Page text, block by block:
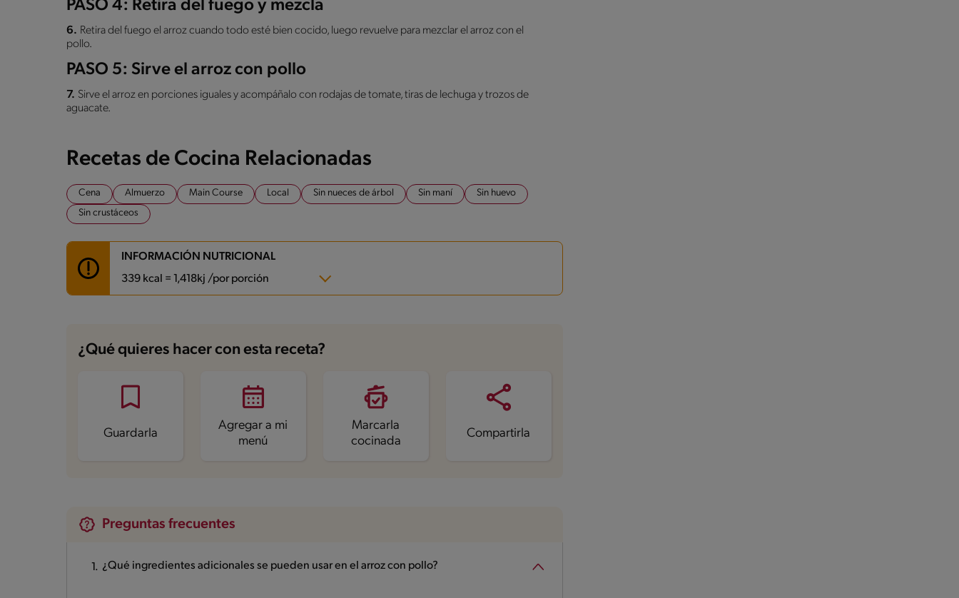
PASO 4: Retira del fuego y mezcla
6. Retira del fuego el arroz cuando todo esté bien cocido, luego revuelve para mezclar el arroz con el
pollo.
PASO 5: Sirve el arroz con pollo
7. Sirve el arroz en porciones iguales y acompáñalo con rodajas de tomate, tiras de lechuga y trozos de
aguacate.
Recetas de Cocina Relacionadas
Cena Almuerzo Main Course Local Sin nueces de árbol Sin maní
Sin huevo
Sin crustáceos
INFORMACIÓN NUTRICIONAL
339 kcal = 1,418kj /por porción
Energía
339 kcal
Grasas 7.8 g
Sodio
¿Qué quieres hacer con esta receta?
Guardarla
Agregar a mi
menú
Marcarla
cocinada
Compartirla
Preguntas frecuentes
¿Qué ingredientes adicionales se pueden usar en el arroz con pollo?